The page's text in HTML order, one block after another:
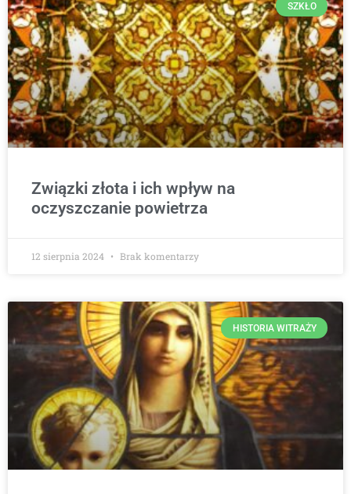
SZKŁO
Związki złota i ich wpływ na
oczyszczanie powietrza
12 sierpnia 2024 Brak komentarzy
HISTORIA WITRAŻY